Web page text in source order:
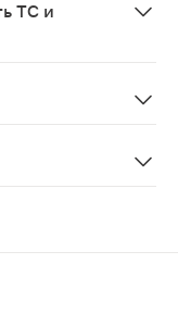
ТС и